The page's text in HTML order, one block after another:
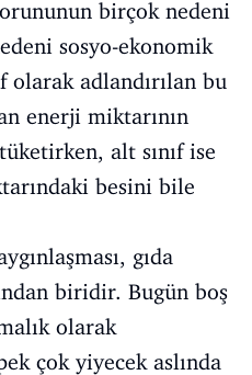
birçok nedeni
sosyo-ekonomik
olarak adlandırılan bu
enerji miktarının
alt sınıf ise
besini bile
gıda
biridir. Bugün boş
olarak
çok yiyecek aslında